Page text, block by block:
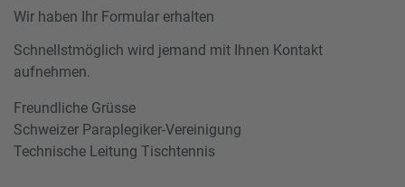
Wir haben Ihr Formular erhalten
Schnellstmöglich wird jemand mit Ihnen Kontakt
aufnehmen.
Freundliche Grüsse
Schweizer Paraplegiker-Vereinigung
Technische Leitung Tischtennis